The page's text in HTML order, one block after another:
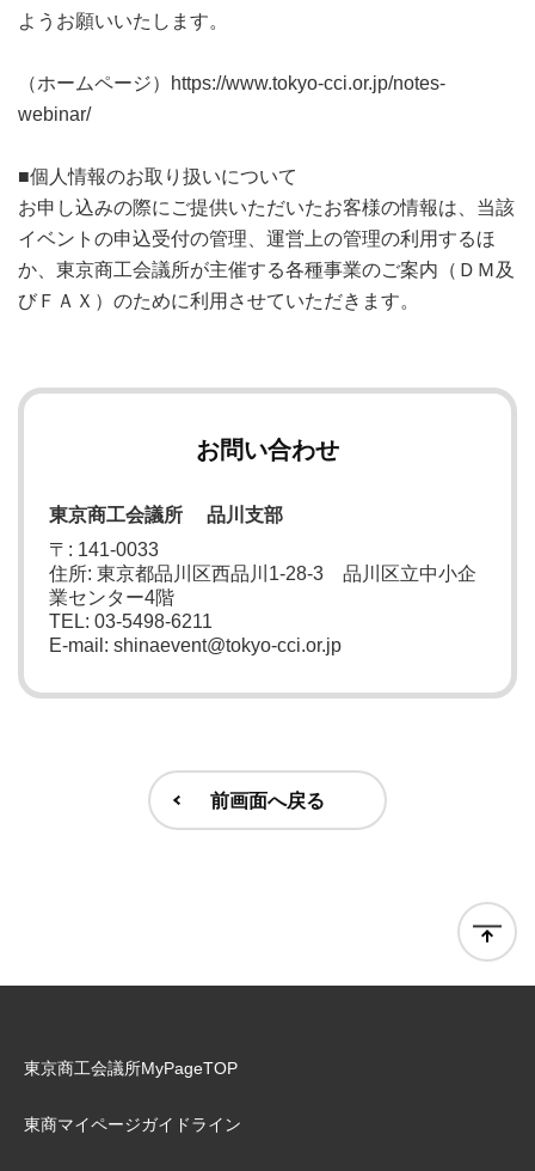
ようお願いいたします。
（ホームページ）https://www.tokyo-cci.or.jp/notes-
webinar/
■個人情報のお取り扱いについて
お申し込みの際にご提供いただいたお客様の情報は、当該
イベントの申込受付の管理、運営上の管理の利用するほ
か、東京商工会議所が主催する各種事業のご案内（ＤＭ及
びＦＡＸ）のために利用させていただきます。
お問い合わせ
東京商工会議所 品川支部
〒: 141-0033
住所: 東京都品川区西品川1-28-3 品川区立中小企
業センター4階
TEL: 03-5498-6211
E-mail: shinaevent@tokyo-cci.or.jp
前画面へ戻る
東京商工会議所MyPageTOP
東商マイページガイドライン